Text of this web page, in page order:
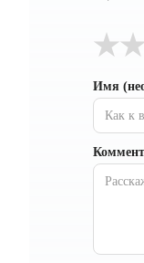
★
★
Имя